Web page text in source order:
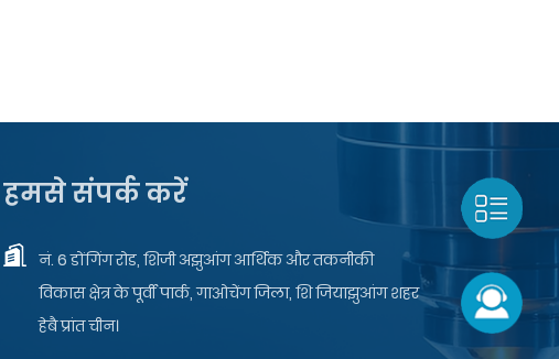
हमसे संपर्क करें
नं. 6 डोंगिंग रोड, शिजी अझुआंग आर्थिक और तकनीकी
विकास क्षेत्र के पूर्वी पार्क, गाओचेंग जिला, शि जियाझुआंग शहर
हेबै प्रांत चीन।